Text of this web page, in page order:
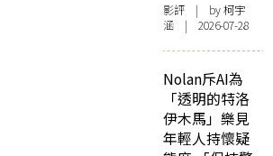
影評 | by 柯宇
涵 | 2026-07-28
Nolan斥AI為
「透明的特洛
伊木馬」樂見
年輕人持懷疑